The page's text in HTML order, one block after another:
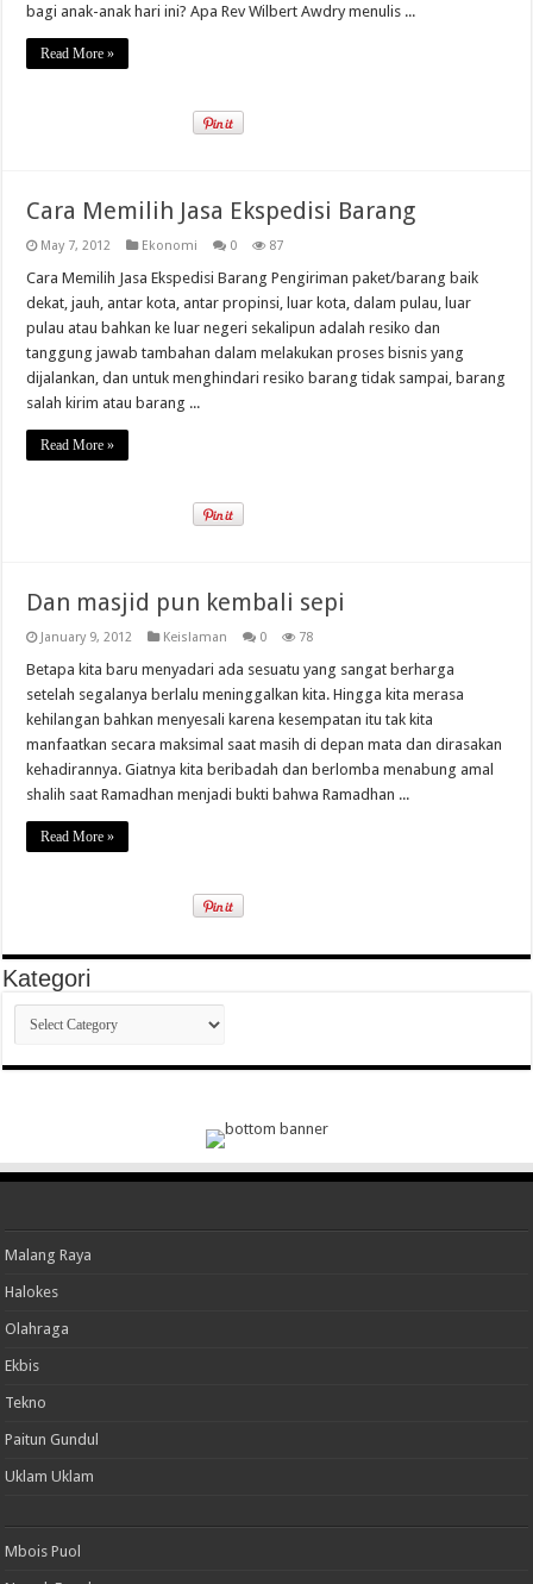
bagi anak-anak hari ini? Apa Rev Wilbert Awdry menulis ...
Read More »
Cara Memilih Jasa Ekspedisi Barang
May 7, 2012 Ekonomi 0 87
Cara Memilih Jasa Ekspedisi Barang Pengiriman paket/barang baik
dekat, jauh, antar kota, antar propinsi, luar kota, dalam pulau, luar
pulau atau bahkan ke luar negeri sekalipun adalah resiko dan
tanggung jawab tambahan dalam melakukan proses bisnis yang
dijalankan, dan untuk menghindari resiko barang tidak sampai, barang
salah kirim atau barang ...
Read More »
Dan masjid pun kembali sepi
January 9, 2012 Keislaman 0 78
Betapa kita baru menyadari ada sesuatu yang sangat berharga
setelah segalanya berlalu meninggalkan kita. Hingga kita merasa
kehilangan bahkan menyesali karena kesempatan itu tak kita
manfaatkan secara maksimal saat masih di depan mata dan dirasakan
kehadirannya. Giatnya kita beribadah dan berlomba menabung amal
shalih saat Ramadhan menjadi bukti bahwa Ramadhan ...
Read More »
Kategori
Kategori
Malang Raya
Halokes
Olahraga
Ekbis
Tekno
Paitun Gundul
Uklam Uklam
Mbois Puol